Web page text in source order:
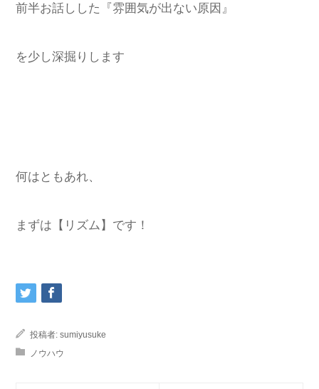
前半お話しした『雰囲気が出ない原因』
を少し深掘りします
何はともあれ、
まずは【リズム】です！
投稿者: sumiyusuke
ノウハウ